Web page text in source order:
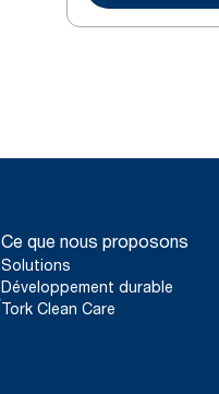
Ce que nous proposons
Solutions
Développement durable
Tork Clean Care